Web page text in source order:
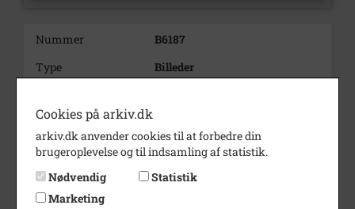
Nummer
B6187
Type
Billeder
Diverse keramikting opstillet på
et bord. Genstandene blev
udstillet på Fredensborg
Cookies på arkiv.dk
arkiv.dk anvender cookies til at forbedre din
brugeroplevelse og til indsamling af statistik.
Nødvendig
Statistik
Marketing